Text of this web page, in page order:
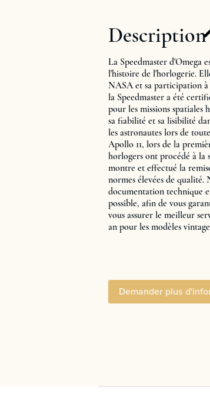
Description
La Speedmaster d'Omega
l'histoire de l'horlogerie.
NASA et sa participation à
la Speedmaster a été
pour les missions spatiales
sa fiabilité et sa lisibilité
les astronautes lors de
Apollo 11, lors de la
horlogers ont procédé à la
montre et effectué la
normes élevées de qualité.
documentation technique
possible, afin de vous
vous assurer le meilleur
an pour les modèles
Demander plus